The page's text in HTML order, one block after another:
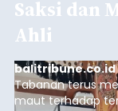
Saksi dan
Ahli
balitribune.co.id
Tabanan terus
maut terhadap